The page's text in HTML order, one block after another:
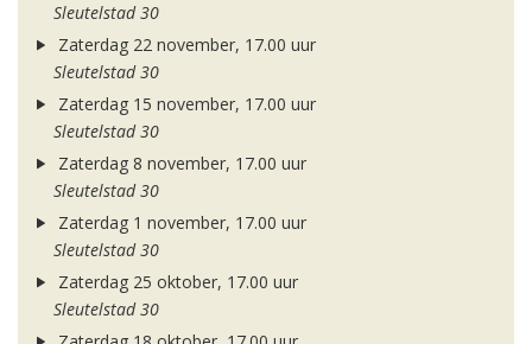
Sleutelstad 30
Zaterdag 22 november, 17.00 uur
Sleutelstad 30
Zaterdag 15 november, 17.00 uur
Sleutelstad 30
Zaterdag 8 november, 17.00 uur
Sleutelstad 30
Zaterdag 1 november, 17.00 uur
Sleutelstad 30
Zaterdag 25 oktober, 17.00 uur
Sleutelstad 30